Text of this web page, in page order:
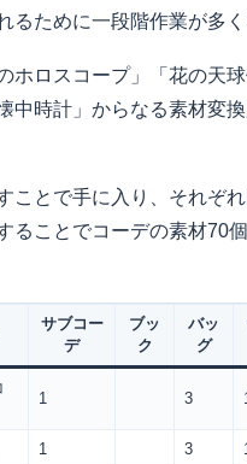
るために一段階作業が多く
ホロスコープ」「花の天
中時計」からなる素材変
ことで手に入り、それぞ
ることでコーデの素材70
サブコー
デ
ブッ
ク
バッ
グ
1 3 1
1 3 1